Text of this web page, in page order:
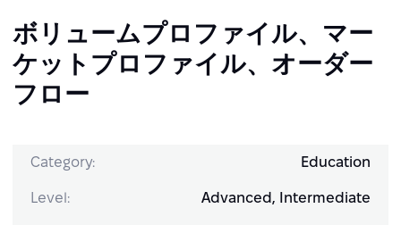
ボリュームプロファイル、マー
ケットプロファイル、オーダー
フロー
Category: Education
Level: Advanced, Intermediate